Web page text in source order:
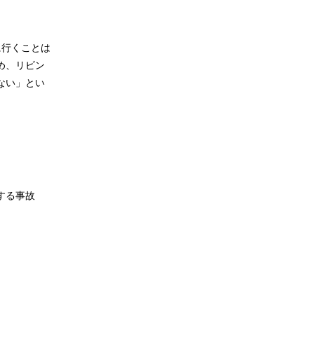
くことは
、リビン
い」とい
る事故